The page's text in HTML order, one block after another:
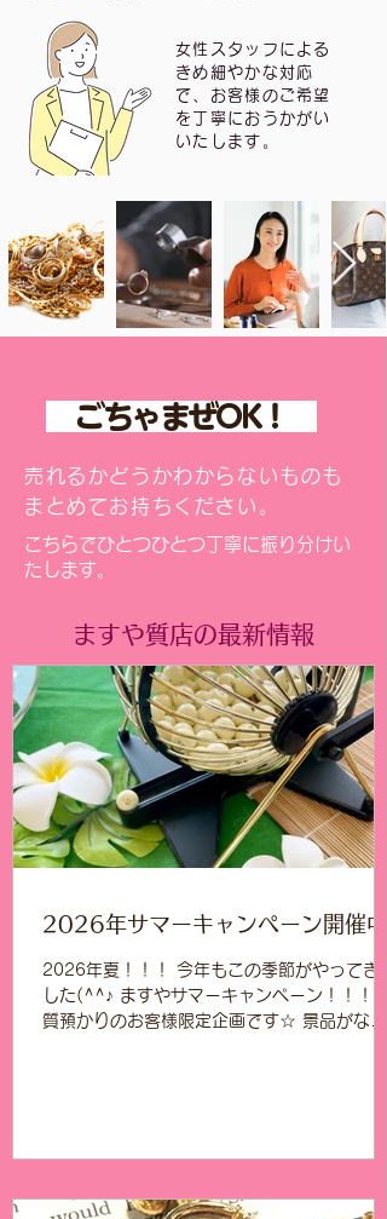
女性スタッフによる
きめ細やかな対応
で、お客様のご希望
を丁寧におうかがい
いたします。
ごちゃまぜOK！
売れるかどうかわからないものも
まとめてお持ちください。
こちらでひとつひとつ丁寧に振り分けい
たします。
ますや質店の最新情報
2026年サマーキャンペーン開催中
2026年夏！！！ 今年もこの季節がやってきま
した(^^♪ ますやサマーキャンペーン！！！！
質預かりのお客様限定企画です☆ 景品がなく